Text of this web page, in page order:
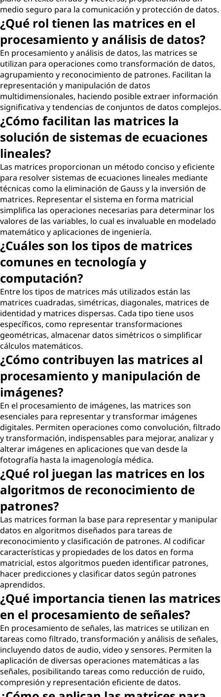
medio seguro para la comunicación y protección de datos.
¿Qué rol tienen las matrices en el
procesamiento y análisis de datos?
En procesamiento y análisis de datos, las matrices se
utilizan para operaciones como transformación de datos,
agrupamiento y reconocimiento de patrones. Facilitan la
representación y manipulación de datos
multidimensionales, haciendo posible extraer información
significativa y tendencias de conjuntos de datos complejos.
¿Cómo facilitan las matrices la
solución de sistemas de ecuaciones
lineales?
Las matrices proporcionan un método conciso y eficiente
para resolver sistemas de ecuaciones lineales mediante
técnicas como la eliminación de Gauss y la inversión de
matrices. Representar el sistema en forma matricial
simplifica las operaciones necesarias para determinar los
valores de las variables, lo cual es invaluable en modelado
matemático y aplicaciones de ingeniería.
¿Cuáles son los tipos de matrices
comunes en tecnología y
computación?
Entre los tipos de matrices más utilizados están las
matrices cuadradas, simétricas, diagonales, matrices de
identidad y matrices dispersas. Cada tipo tiene usos
específicos, como representar transformaciones
geométricas, almacenar datos simétricos o simplificar
cálculos matemáticos.
¿Cómo contribuyen las matrices al
procesamiento y manipulación de
imágenes?
En el procesamiento de imágenes, las matrices son
esenciales para representar y transformar imágenes
digitales. Permiten operaciones como convolución, filtrado
y transformación, indispensables para mejorar, analizar y
alterar imágenes en aplicaciones que van desde la
fotografía hasta la imagenología médica.
¿Qué rol juegan las matrices en los
algoritmos de reconocimiento de
patrones?
Las matrices forman la base para representar y manipular
datos en algoritmos diseñados para tareas de
reconocimiento y clasificación de patrones. Al codificar
características y propiedades de los datos en forma
matricial, estos algoritmos pueden identificar patrones,
hacer predicciones y clasificar datos según patrones
aprendidos.
¿Qué importancia tienen las matrices
en el procesamiento de señales?
En procesamiento de señales, las matrices se utilizan en
tareas como filtrado, transformación y análisis de señales,
incluyendo datos de audio, video y sensores. Permiten la
aplicación de diversas operaciones matemáticas a las
señales, posibilitando tareas como reducción de ruido,
compresión y representación eficiente de datos.